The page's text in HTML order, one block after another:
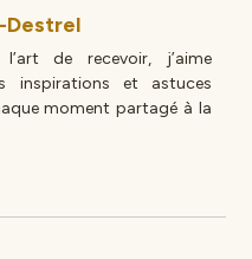
Destrel
l’art de recevoir, j’aime
inspirations et astuces
moment partagé à la